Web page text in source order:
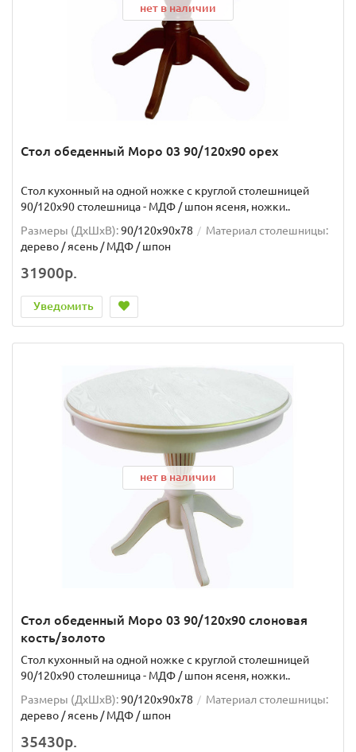
нет в наличии
Стол обеденный Моро 03 90/120х90 орех
Стол кухонный на одной ножке с круглой столешницей
90/120х90 столешница - МДФ / шпон ясеня, ножки..
Размеры (ДхШxВ):90/120х90х78
Материал столешницы:
дерево / ясень / МДФ / шпон
31900р.
Уведомить
нет в наличии
Стол обеденный Моро 03 90/120х90 слоновая
кость/золото
Стол кухонный на одной ножке с круглой столешницей
90/120х90 столешница - МДФ / шпон ясеня, ножки..
Размеры (ДхШxВ):90/120х90х78
Материал столешницы:
дерево / ясень / МДФ / шпон
35430р.